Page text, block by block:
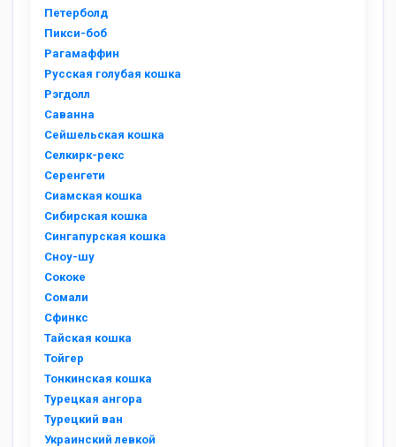
Петерболд
Пикси-боб
Рагамаффин
Русская голубая кошка
Рэгдолл
Саванна
Сейшельская кошка
Селкирк-рекс
Серенгети
Сиамская кошка
Сибирская кошка
Сингапурская кошка
Сноу-шу
Сококе
Сомали
Сфинкс
Тайская кошка
Тойгер
Тонкинская кошка
Турецкая ангора
Турецкий ван
Украинский левкой